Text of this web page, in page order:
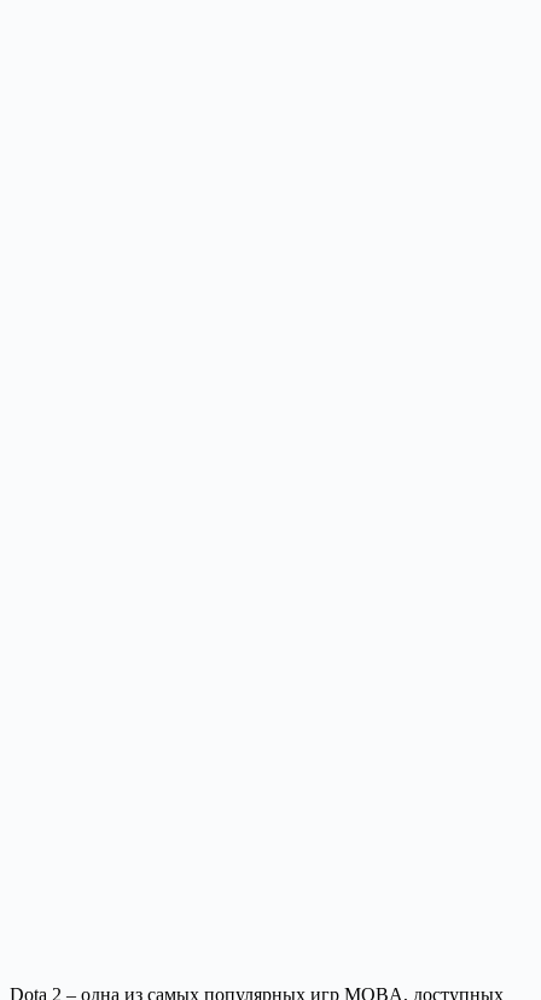
Dota 2 – одна из самых популярных игр MOBA, доступных